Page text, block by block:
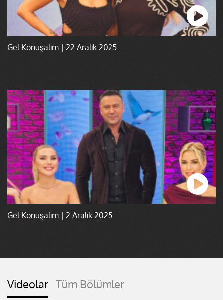
Gel Konuşalım | 22 Aralık 2025
Gel Konuşalım | 2 Aralık 2025
Videolar Tüm Bölümler